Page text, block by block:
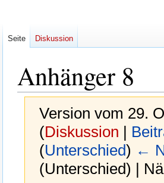
Anhänger 8
Version vom 29.
(Diskussion |
(Unterschied) ←
(Unterschied) |
Seite Diskussion